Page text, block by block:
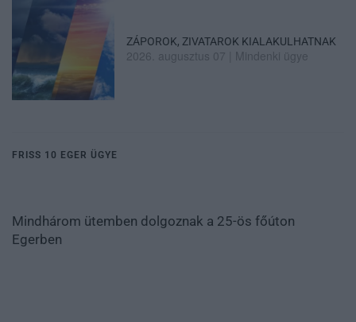
ZÁPOROK, ZIVATAROK KIALAKULHATNAK
2026. augusztus 07 Mindenki ügye
FRISS 10 EGER ÜGYE
Mindhárom ütemben dolgoznak a 25-ös főúton
Egerben